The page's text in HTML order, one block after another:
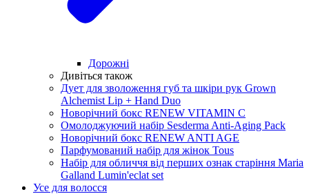
Дорожні
Дивіться також
Дует для зволоження губ та шкіри рук Grown
Alchemist Lip + Hand Duo
Новорічний бокс RENEW VITAMIN C
Омолоджуючий набір Sesderma Anti-Aging Pack
Новорічний бокс RENEW ANTI AGE
Парфумований набір для жінок Tous
Набір для обличчя від перших ознак старіння Maria
Galland Lumin'eclat set
Усе для волосся